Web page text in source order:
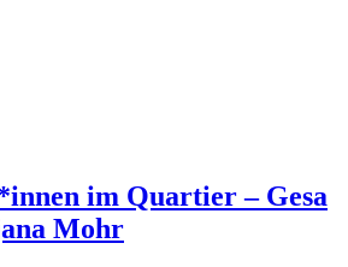
im Quartier – Gesa
Mohr